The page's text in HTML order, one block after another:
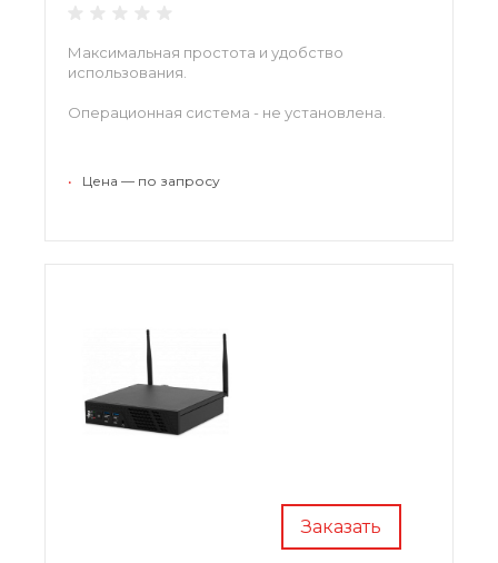
Максимальная простота и удобство
использования.
Операционная система - не установлена.
• Цена — по запросу
Заказать